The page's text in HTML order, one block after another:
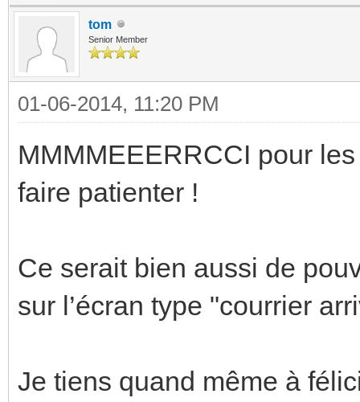
tom
Senior Member
01-06-2014, 11:20 PM
MMMMEEERRCCI pour
faire patienter !
Ce serait bien aussi de
sur l’écran type "courrier
Je tiens quand même à